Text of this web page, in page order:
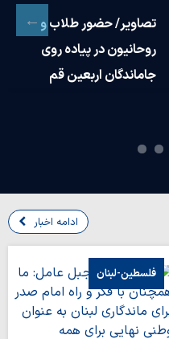
تصاویر/ حضور طلاب و
روحانیون در پیاده روی
جاماندگان اربعین قم
ادامه اخبار
فلسطین-لبنان